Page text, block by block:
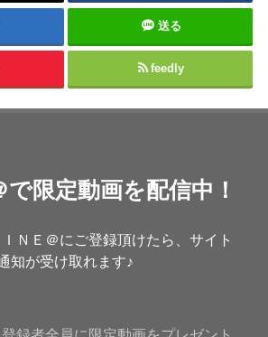
送る
feedly
で限定動画を配信中！
ＮＥ＠にご登録頂けたら、サイト
知が受け取れます♪